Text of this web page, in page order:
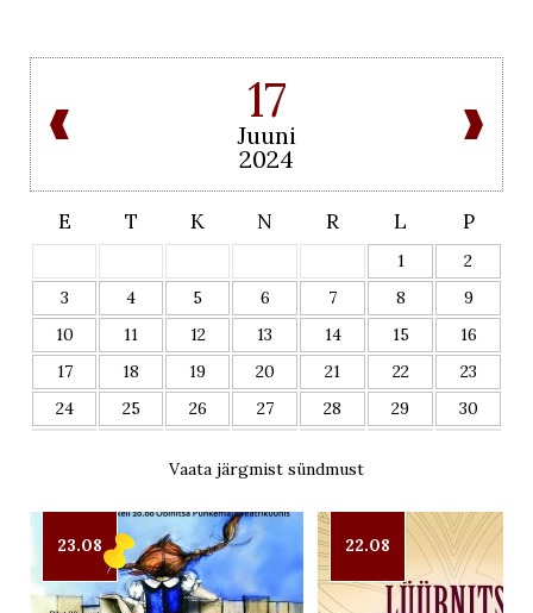
17
Juuni
2024
E T K N R L P
1
2
3
4 5 6 7 8
9
10
11 12 13 14 15
16
17
18 19 20 21 22
23
24
25 26 27 28 29 30
Vaata järgmist sündmust
23.08 22.08